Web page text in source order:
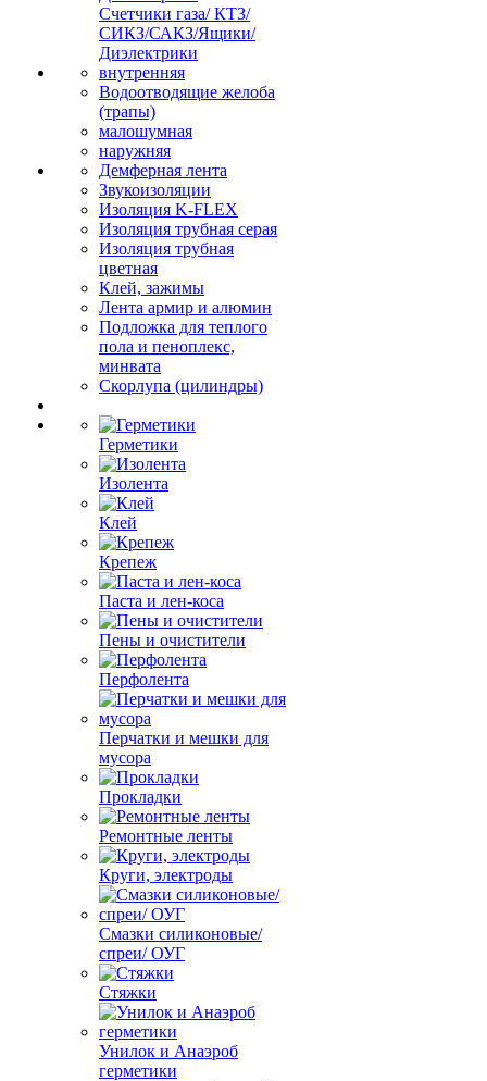
Счетчики газа/ КТЗ/
СИКЗ/САКЗ/Ящики/
Диэлектрики
внутренняя
Водоотводящие желоба
(трапы)
малошумная
наружняя
Демферная лента
Звукоизоляции
Изоляция K-FLEX
Изоляция трубная серая
Изоляция трубная
цветная
Клей, зажимы
Лента армир и алюмин
Подложка для теплого
пола и пеноплекс,
минвата
Скорлупа (цилиндры)
Герметики
Изолента
Клей
Крепеж
Паста и лен-коса
Пены и очистители
Перфолента
Перчатки и мешки для
мусора
Прокладки
Ремонтные ленты
Круги, электроды
Смазки силиконовые/
спреи/ ОУГ
Стяжки
Унилок и Анаэроб
герметики